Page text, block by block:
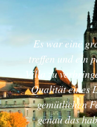
Es war eine
treffen und ein
Villa zu
Qualität eines
gemütlichen
genau das